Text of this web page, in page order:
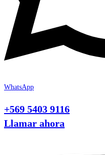
WhatsApp
+569 5403 9116
Llamar ahora